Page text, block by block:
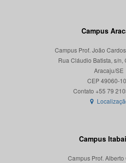
Campus
Campus Prof. João
Rua Cláudio Batista, s/n,
Aracaju/SE
CEP 49060-
Campus
Campus Prof. Alberto